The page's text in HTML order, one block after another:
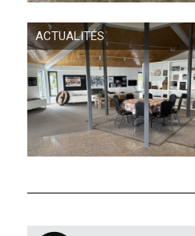
ACTUALITÉS